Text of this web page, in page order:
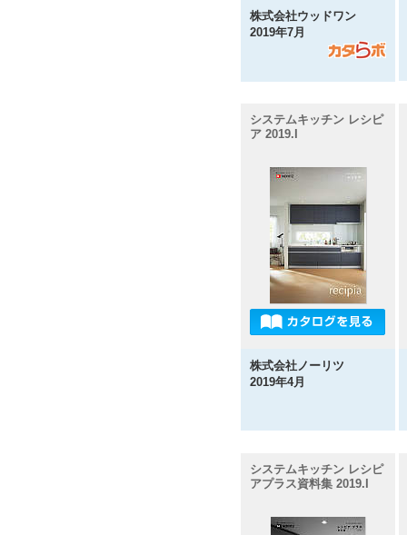
株式会社ウッドワン
2019年7月
システムキッチン レシピ
ア 2019.I
株式会社ノーリツ
2019年4月
システムキッチン レシピ
アプラス資料集 2019.I